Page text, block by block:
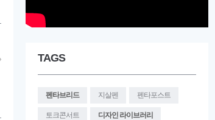
[MINI SEMINAR][향상
[MINI SEMINAR]
[향상
[MINI SEMINAR]
TAGS
펜타브리드 지살펜 펜타포스트
토크콘서트 디자인 라이브러리